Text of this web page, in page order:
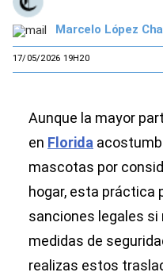
Marcelo López
17/05/2026 19H20
Aunque la mayor
en Florida
mascotas por
hogar, esta práctica
sanciones legales si
medidas de
realizas estos